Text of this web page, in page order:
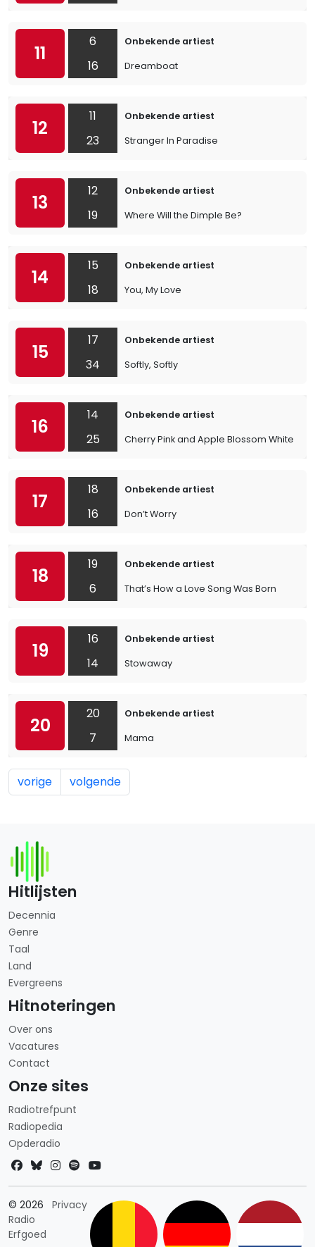
11
6
16
Onbekende artiest
Dreamboat
12
11
23
Onbekende artiest
Stranger In Paradise
13
12
19
Onbekende artiest
Where Will the Dimple Be?
14
15
18
Onbekende artiest
You, My Love
15
17
34
Onbekende artiest
Softly, Softly
16
14
25
Onbekende artiest
Cherry Pink and Apple Blossom White
17
18
16
Onbekende artiest
Don’t Worry
18
19
6
Onbekende artiest
That’s How a Love Song Was Born
19
16
14
Onbekende artiest
Stowaway
20
20
7
Onbekende artiest
Mama
vorige volgende
Hitlijsten
Decennia
Genre
Taal
Land
Evergreens
Hitnoteringen
Over ons
Vacatures
Contact
Onze sites
Radiotrefpunt
Radiopedia
Opderadio
© 2026
Radio
Erfgoed
PrivacyLandkeuze